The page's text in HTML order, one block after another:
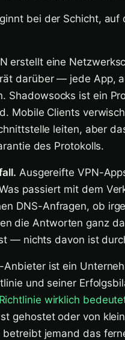
bei der Schicht,
erstellt eine
darüber — jede App,
Shadowsocks ist ein
Mobile Clients
leiten, aber
des Protokolls.
Ausgereifte VPN-
passiert mit dem
DNS-Anfragen, ob
die Antworten ganz
— nichts davon ist
Anbieter ist ein
und seiner
wirklich
gehostet oder von
jemand das